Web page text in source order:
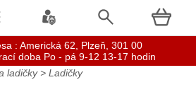
ladičky> Ladičky
: Americká 62, Plzeň, 301 00
doba Po - pá 9-12 13-17 hodin